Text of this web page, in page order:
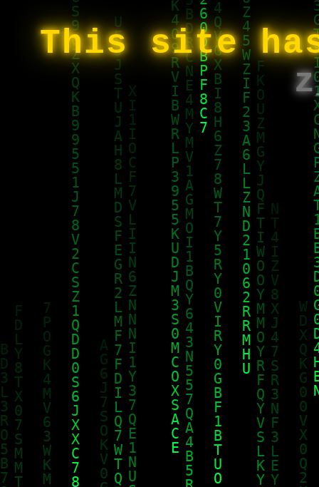
This site